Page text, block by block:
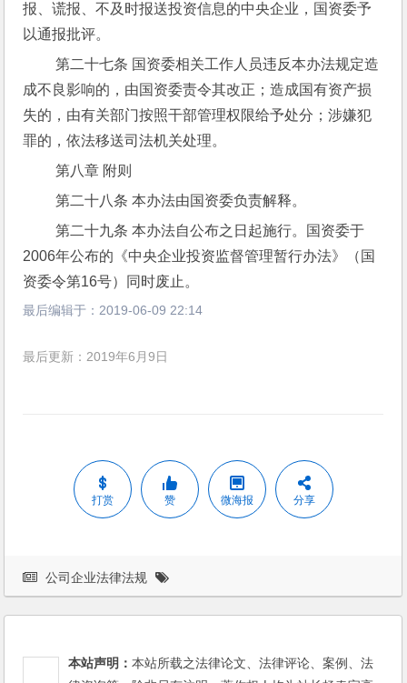
报、谎报、不及时报送投资信息的中央企业，国资委予
以通报批评。
第二十七条 国资委相关工作人员违反本办法规定造
成不良影响的，由国资委责令其改正；造成国有资产损
失的，由有关部门按照干部管理权限给予处分；涉嫌犯
罪的，依法移送司法机关处理。
第八章 附则
第二十八条 本办法由国资委负责解释。
第二十九条 本办法自公布之日起施行。国资委于
2006年公布的《中央企业投资监督管理暂行办法》（国
资委令第16号）同时废止。
最后编辑于： 2019-06-09 22:14
最后更新：2019年6月9日
打赏 赞 微海报 分享
公司企业法律法规
本站声明：本站所载之法律论文、法律评论、案例、法